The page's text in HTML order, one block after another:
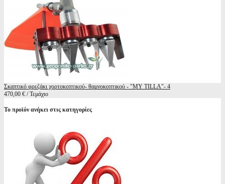
Σκαπτικό φρεζάκι χορτοκοπτικού- θαμνοκοπτικού - "MY TILLA"- 4
470,00 € / Τεμάχιο
Το προϊόν ανήκει στις κατηγορίες